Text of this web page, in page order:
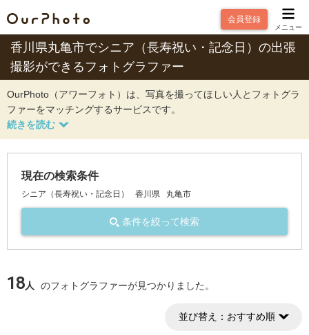
会員登録
メニュー
香川県丸亀市でシニア（長寿祝い・記念日）の出張
撮影ができるフォトグラファー
OurPhoto（アワーフォト）は、写真を撮ってほしい人とフォトグラ
ファーをマッチングするサービスです。
現在の検索条件
シニア（長寿祝い・記念日） 香川県 丸亀市
条件を絞って検索
18人 のフォトグラファーが見つかりました。
並び替え： おすすめ順